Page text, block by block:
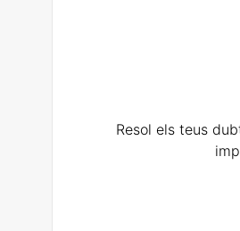
Resol els teus